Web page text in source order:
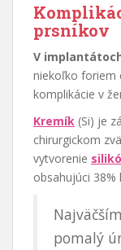
prsníkov
V
niekoľko foriem
komplikácie v
Kremík (Si) je
chirurgickom
vytvorenie
obsahujúci 38%
pomalý